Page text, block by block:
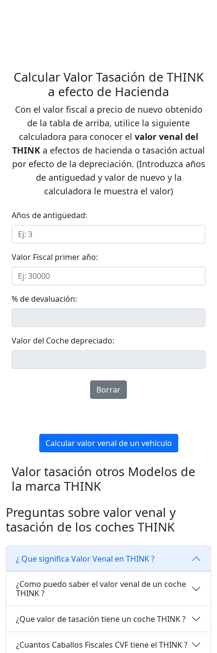
Calcular Valor Tasación de THINK
a efecto de Hacienda
Con el valor fiscal a precio de nuevo obtenido
de la tabla de arriba, utilice la siguiente
calculadora para conocer el valor venal del
THINK a efectos de hacienda o tasación actual
por efecto de la depreciación. (Introduzca años
de antiguedad y valor de nuevo y la
calculadora le muestra el valor)
Años de antigüedad:
Valor Fiscal primer año:
% de devaluación:
Valor del Coche depreciado:
Borrar
Calcular valor venal de un vehículo
Valor tasación otros Modelos de
la marca THINK
Preguntas sobre valor venal y
tasación de los coches THINK
¿ Que significa Valor Venal en THINK ?
¿Como puedo saber el valor venal de un coche
THINK ?
¿Que valor de tasación tiene un coche THINK ?
¿Cuantos Caballos Fiscales CVF tiene el THINK ?